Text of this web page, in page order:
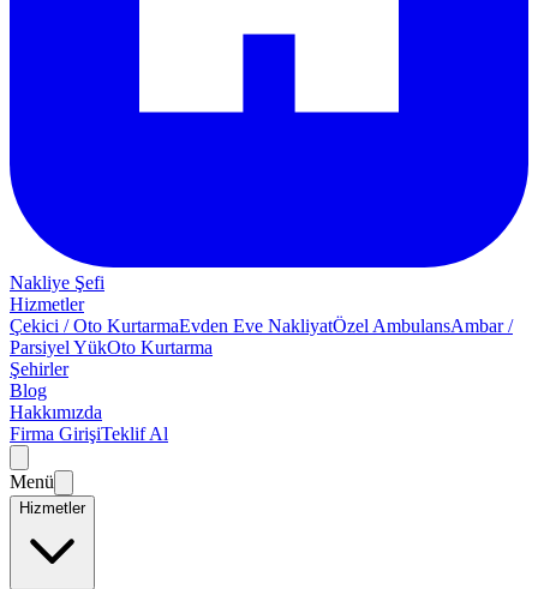
Nakliye Şefi
Hizmetler
Çekici / Oto KurtarmaEvden Eve NakliyatÖzel AmbulansAmbar /
Parsiyel YükOto Kurtarma
Şehirler
Blog
Hakkımızda
Firma GirişiTeklif Al
Menü
Hizmetler